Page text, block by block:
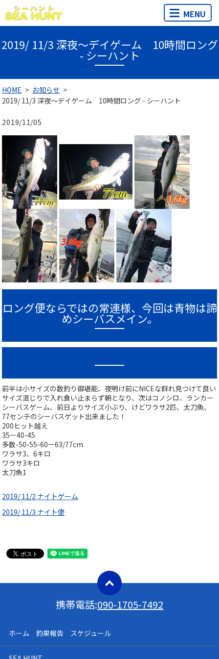
MENU
2019/ 11/3 深夜～デイゲーム 10時間ロング
- シーハント
HOME
お知らせ
2019/ 11/3 深夜～デイゲーム 10時間ロング - シーハント
2019/11/05
ロング便ならではの常連様、今回は青物は諦
めシーバスメイン。
前半は小サイズの数釣り御堪能、夜明け前にNICEな群れ見つけて良い
サイズ混じりで入れ食い止まらず朝となり、次はコノシロ、ランカー
シーバスゲーム、前日よりサイズ小ぶり、けどワラサ2匹、太刀魚、
77センチのシーバスゲット出来ました！
200ヒット越え
35ー40-45
多数-50-55-60ー63/77cm
ワラサ3、6キロ
ワラサ3キロ
太刀魚1
2019/ 11/2 ナイトゲーム
2019/ 11/3 ナイト便
携帯電話:090-1705-7492
ホーム 釣果報告 スケジュール